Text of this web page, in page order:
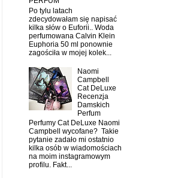
Po tylu latach
zdecydowałam się napisać
kilka słów o Euforii.. Woda
perfumowana Calvin Klein
Euphoria 50 ml ponownie
zagościła w mojej kolek...
Naomi
Campbell
Cat DeLuxe
Recenzja
Damskich
Perfum
Perfumy Cat DeLuxe Naomi
Campbell wycofane? Takie
pytanie zadało mi ostatnio
kilka osób w wiadomościach
na moim instagramowym
profilu. Fakt...